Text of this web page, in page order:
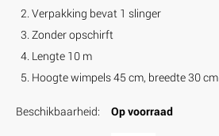
Verpakking bevat 1 slinger
Zonder opschirft
Lengte 10 m
Hoogte wimpels 45 cm, breedte 30 cm
Beschikbaarheid: Op voorraad